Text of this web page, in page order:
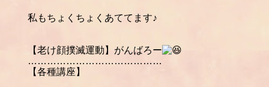
私もちょくちょくあててます♪
【老け顔撲滅運動】がんばろー
……………………………………
【各種講座】